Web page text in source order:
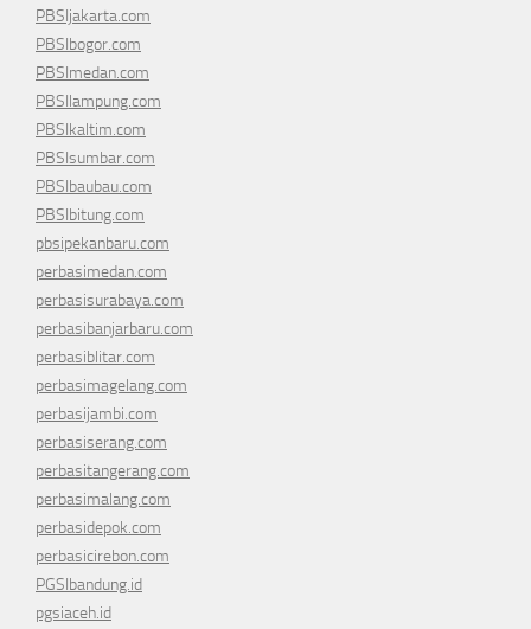
PBSIjakarta.com
PBSIbogor.com
PBSImedan.com
PBSIlampung.com
PBSIkaltim.com
PBSIsumbar.com
PBSIbaubau.com
PBSIbitung.com
pbsipekanbaru.com
perbasimedan.com
perbasisurabaya.com
perbasibanjarbaru.com
perbasiblitar.com
perbasimagelang.com
perbasijambi.com
perbasiserang.com
perbasitangerang.com
perbasimalang.com
perbasidepok.com
perbasicirebon.com
PGSIbandung.id
pgsiaceh.id